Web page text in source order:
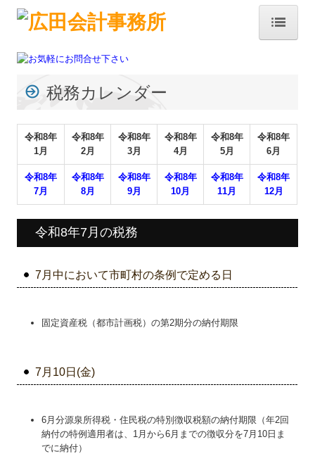
トップページ
事務所紹介
交通案内
業務案内
セミナー案内
料金について
リンク集
補助金・助成金・融資情報
経営者お役立ち情報
経営者オススメ情報
Q&A経営相談
税務カレンダー
令和8年
1月
令和8年
2月
令和8年
3月
令和8年
4月
令和8年
5月
令和8年
6月
令和8年
7月
令和8年
8月
令和8年
9月
令和8年
10月
令和8年
11月
令和8年
12月
令和8年7月の税務
7月中において市町村の条例で定める日
固定資産税（都市計画税）の第2期分の納付期限
7月10日(金)
6月分源泉所得税・住民税の特別徴収税額の納付期限（年2回
納付の特例適用者は、1月から6月までの徴収分を7月10日ま
でに納付）